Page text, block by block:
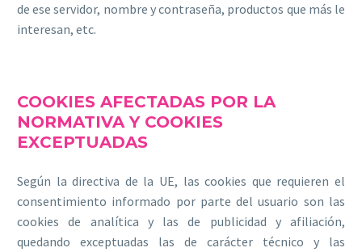
de ese servidor, nombre y contraseña, productos que más le
interesan, etc.
COOKIES AFECTADAS POR LA
NORMATIVA Y COOKIES
EXCEPTUADAS
Según la directiva de la UE, las cookies que requieren el
consentimiento informado por parte del usuario son las
cookies de analítica y las de publicidad y afiliación,
quedando exceptuadas las de carácter técnico y las